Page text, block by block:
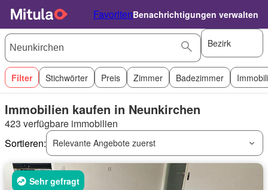
FavoritenBenachrichtigungen verwalten
Bezirk
Filter Stichwörter Preis Zimmer Badezimmer
Immobilien kaufen in Neunkirchen
423 verfügbare immobilien
Sortieren:
Relevante Angebote zuerst
Sehr gefragt